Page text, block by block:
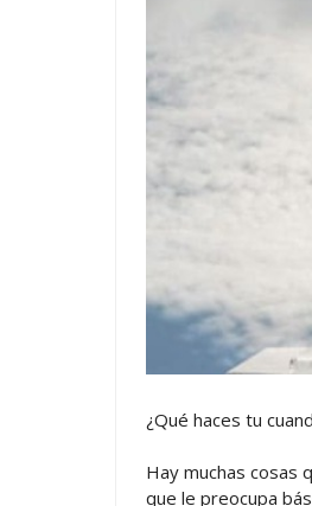
¿Qué haces tu
Hay muchas cosas
que le preocupa